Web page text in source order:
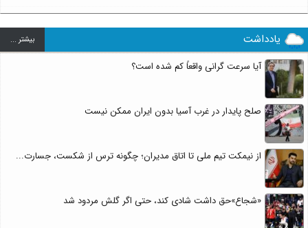
یادداشت بيشتر ...
آیا سرعت گرانی واقعاً کم شده است؟
صلح پایدار در غرب آسیا بدون ایران ممکن نیست
از نیمکت تیم ملی تا اتاق مدیران؛ چگونه ترس از شکست، جسارت...
«شجاع»حق داشت شادی کند، حتی اگر گلش مردود شد